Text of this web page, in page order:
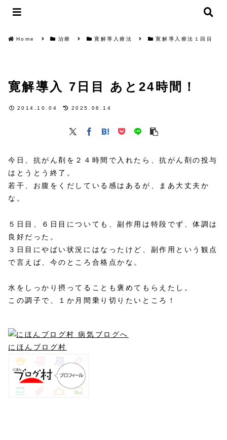
Home 治療 寛解導入療法 寛解導入療法１回目
寛解導入 7日目 あと24時間！
2014.10.04 2025.06.14
今日、抗がん剤を２４時間で入れたら、抗がん剤の投与
はとうとう終了。
若干、お腹をくだしている感はあるが、まあ大丈夫か
な。
５日目、６日目についても、副作用は特段でず、体調は
良好だった。
３日目にやばい状況にはなったけど、副作用という観点
で言えば、今のところ合格点かな。
水をしっかり摂ってることも褒めてもらえたし。
この調子で、１か月間乗り切りたいところ！
にほんブログ村